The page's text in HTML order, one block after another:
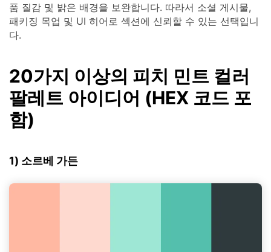
품 질감 및 밝은 배경을 보완합니다. 따라서 소셜 게시물,
패키징 목업 및 UI 히어로 섹션에 신뢰할 수 있는 선택입니
다.
20가지 이상의 피치 민트 컬러
팔레트 아이디어 (HEX 코드 포
함)
1) 소르베 가든